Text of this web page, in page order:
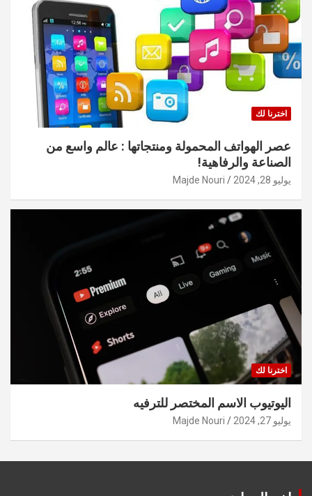
اخترنا لك
عصر الهواتف المحمولة ومنتجاتها : عالم واسع من
الصناعة والرفاهية!
يوليو 28, 2024 Majde Nouri
اخترنا لك
اليوتيوب الاسم المختصر للترفيه
يوليو 27, 2024 Majde Nouri